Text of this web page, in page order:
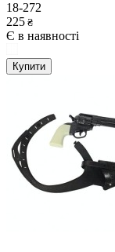
18-272
225 ₴
Є в наявності
Купити